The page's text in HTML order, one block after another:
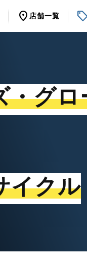
location_on 店舗一覧
・グロ
イクル